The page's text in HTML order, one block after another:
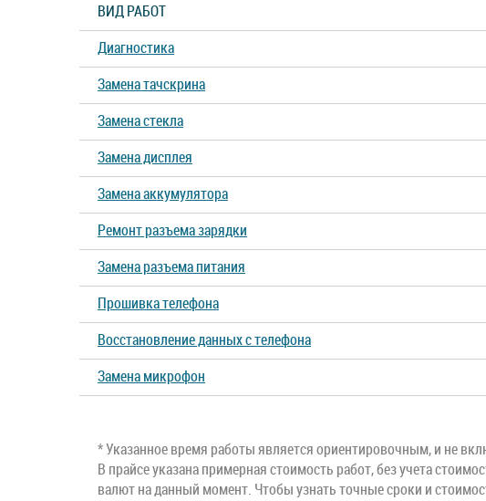
ВИД РАБОТ
Диагностика
Замена тачскрина
Замена стекла
Замена дисплея
Замена аккумулятора
Ремонт разъема зарядки
Замена разъема питания
Прошивка телефона
Восстановление данных с телефона
Замена микрофон
* Указанное время работы является ориентировочным, и не
В прайсе указана примерная стоимость работ, без учета
валют на данный момент. Чтобы узнать точные сроки и